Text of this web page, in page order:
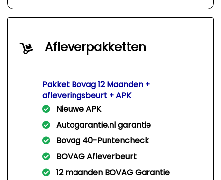
Afleverpakketten
Pakket Bovag 12 Maanden +
afleveringsbeurt + APK
Nieuwe APK
Autogarantie.nl garantie
Bovag 40-Puntencheck
BOVAG Afleverbeurt
12 maanden BOVAG Garantie